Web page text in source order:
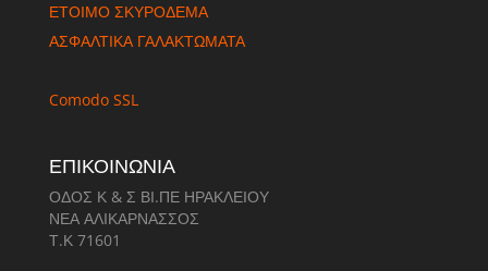
ΈΤΟΙΜΟ ΣΚΥΡΟΔΕΜΑ
ΑΣΦΑΛΤΙΚΑ ΓΑΛΑΚΤΩΜΑΤΑ
Comodo SSL
ΕΠΙΚΟΙΝΩΝΙΑ
ΟΔΟΣ Κ & Σ ΒΙ.ΠΕ ΗΡΑΚΛΕΙΟΥ
ΝΕΑ ΑΛΙΚΑΡΝΑΣΣΟΣ
Τ.Κ 71601